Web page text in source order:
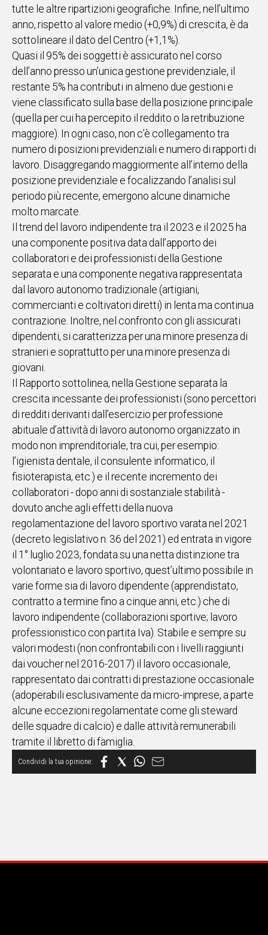
tutte le altre ripartizioni geografiche. Infine, nell’ultimo
anno, rispetto al valore medio (+0,9%) di crescita, è da
sottolineare il dato del Centro (+1,1%).
Quasi il 95% dei soggetti è assicurato nel corso
dell’anno presso un’unica gestione previdenziale, il
restante 5% ha contributi in almeno due gestioni e
viene classificato sulla base della posizione principale
(quella per cui ha percepito il reddito o la retribuzione
maggiore). In ogni caso, non c’è collegamento tra
numero di posizioni previdenziali e numero di rapporti di
lavoro. Disaggregando maggiormente all’interno della
posizione previdenziale e focalizzando l’analisi sul
periodo più recente, emergono alcune dinamiche
molto marcate.
Il trend del lavoro indipendente tra il 2023 e il 2025 ha
una componente positiva data dall’apporto dei
collaboratori e dei professionisti della Gestione
separata e una componente negativa rappresentata
dal lavoro autonomo tradizionale (artigiani,
commercianti e coltivatori diretti) in lenta ma continua
contrazione. Inoltre, nel confronto con gli assicurati
dipendenti, si caratterizza per una minore presenza di
stranieri e soprattutto per una minore presenza di
giovani.
Il Rapporto sottolinea, nella Gestione separata la
crescita incessante dei professionisti (sono percettori
di redditi derivanti dall’esercizio per professione
abituale d’attività di lavoro autonomo organizzato in
modo non imprenditoriale, tra cui, per esempio:
l’igienista dentale, il consulente informatico, il
fisioterapista, etc.) e il recente incremento dei
collaboratori - dopo anni di sostanziale stabilità -
dovuto anche agli effetti della nuova
regolamentazione del lavoro sportivo varata nel 2021
(decreto legislativo n. 36 del 2021) ed entrata in vigore
il 1° luglio 2023, fondata su una netta distinzione tra
volontariato e lavoro sportivo, quest’ultimo possibile in
varie forme sia di lavoro dipendente (apprendistato,
contratto a termine fino a cinque anni, etc.) che di
lavoro indipendente (collaborazioni sportive; lavoro
professionistico con partita Iva). Stabile e sempre su
valori modesti (non confrontabili con i livelli raggiunti
dai voucher nel 2016-2017) il lavoro occasionale,
rappresentato dai contratti di prestazione occasionale
(adoperabili esclusivamente da micro-imprese, a parte
alcune eccezioni regolamentate come gli steward
delle squadre di calcio) e dalle attività remunerabili
tramite il libretto di famiglia.